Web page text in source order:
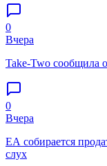
0
Вчера
Take-Two сообщила
0
Вчера
EA собирается
слух